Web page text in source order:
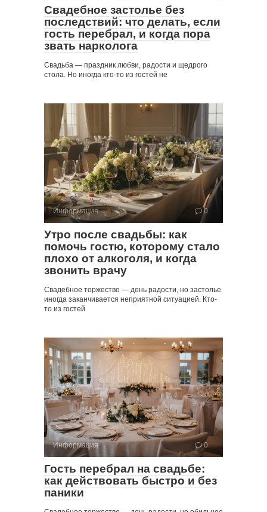
Свадебное застолье без
последствий: что делать, если
гость перебрал, и когда пора
звать нарколога
Свадьба — праздник любви, радости и щедрого
стола. Но иногда кто-то из гостей не
Информация 0
Утро после свадьбы: как
помочь гостю, которому стало
плохо от алкоголя, и когда
звонить врачу
Свадебное торжество — день радости, но застолье
иногда заканчивается неприятной ситуацией. Кто-
то из гостей
Информация 0
Гость перебрал на свадьбе:
как действовать быстро и без
паники